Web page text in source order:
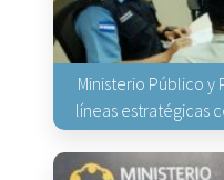
Ministerio Público y
líneas estratégicas